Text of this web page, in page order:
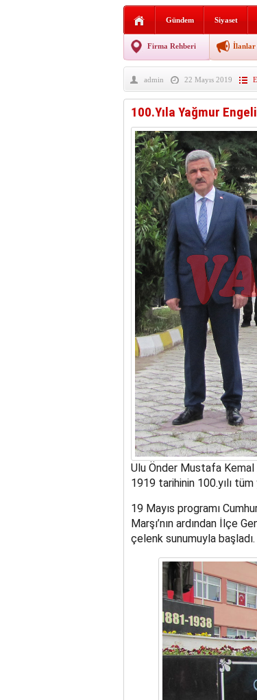
BANA
Gündem Siyaset
Firma Rehberi İlanlar
admin 22 Mayıs 2019
100.Yıla Yağmur Engeli
Ulu Önder Mustafa Kemal
1919 tarihinin 100.yılı
19 Mayıs programı
Marşı’nın ardından İlçe
çelenk sunumuyla başladı.